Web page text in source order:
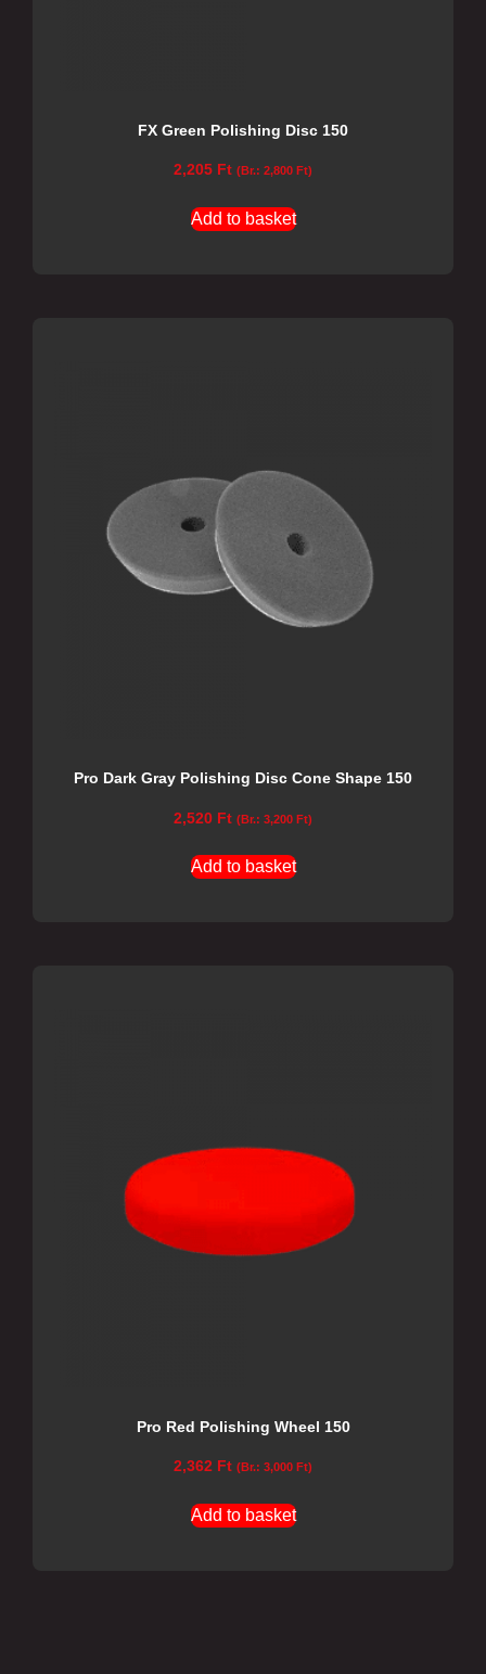
FX Green Polishing Disc 150
2,205 Ft (Br.: 2,800 Ft)
Add to basket
Pro Dark Gray Polishing Disc Cone Shape 150
2,520 Ft (Br.: 3,200 Ft)
Add to basket
Pro Red Polishing Wheel 150
2,362 Ft (Br.: 3,000 Ft)
Add to basket